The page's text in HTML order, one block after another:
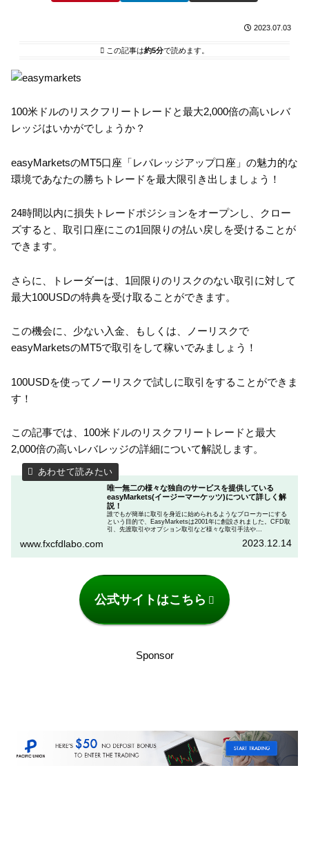
2023.07.03
この記事は約5分で読めます。
100米ドルのリスクフリートレードと最大2,000倍の高いレバ
レッジはいかがでしょうか？
easyMarketsのMT5口座「レバレッジアップ口座」の魅力的な
環境であなたの勝ちトレードを最大限引き出しましょう！
24時間以内に損失トレードポジションをオープンし、クロー
ズすると、取引口座にこの1回限りの払い戻しを受けることが
できます。
さらに、トレーダーは、1回限りのリスクのない取引に対して
最大100USDの特典を受け取ることができます。
この機会に、少ない入金、もしくは、ノーリスクで
easyMarketsのMT5で取引をして稼いでみましょう！
100USDを使ってノーリスクで試しに取引をすることができま
す！
この記事では、100米ドルのリスクフリートレードと最大
2,000倍の高いレバレッジの詳細について解説します。
唯一無二の様々な独自のサービスを提供している
easyMarkets(イージーマーケッツ)について詳しく解
説！
誰でもが簡単に取引を身近に始められるようなブローカーにする
という目的で、EasyMarketsは2001年に創設されました。CFD取
引、先渡取引やオプション取引など様々な取引手法や
www.fxcfdlabo.com 2023.12.14
公式サイトはこちら
Sponsor